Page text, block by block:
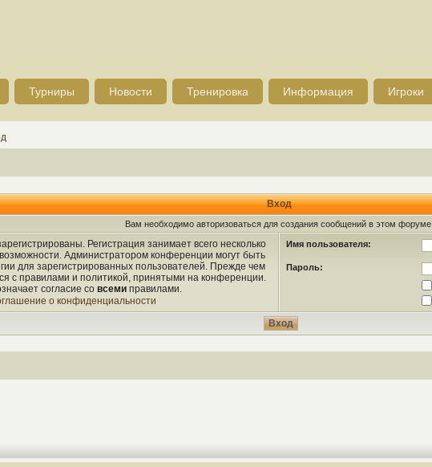
Турниры Новости Тренировка Информация Игроки
Вход
Вам необходимо авторизоваться для создания сообщений в этом форуме.
Регистрация занимает всего несколько
Администратором конференции могут быть
для зарегистрированных пользователей. Прежде чем
с правилами и политикой, принятыми на конференции.
согласие со всеми правилами.
о конфиденциальности
Имя пользователя:
Пароль: